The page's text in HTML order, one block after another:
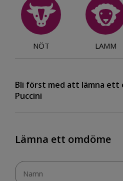
NÖT LAMM
Bli först med att lämna ett
Puccini
Lämna ett omdöme